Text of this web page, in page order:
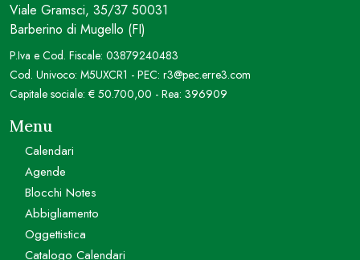
Viale Gramsci, 35/37 50031
Barberino di Mugello (FI)
P.Iva e Cod. Fiscale: 03879240483
Cod. Univoco: M5UXCR1 - PEC: r3@pec.erre3.com
Capitale sociale: € 50.700,00 - Rea: 396909
Menu
Calendari
Agende
Blocchi Notes
Abbigliamento
Oggettistica
Catalogo Calendari